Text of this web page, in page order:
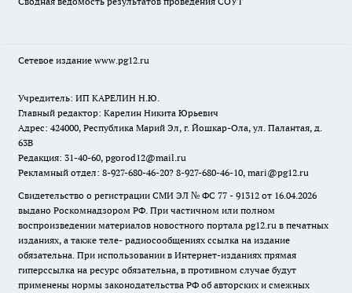
Сетевое издание www.pg12.ru
Учредитель: ИП КАРЕЛИН Н.Ю.
Главный редактор: Карелин Никита Юрьевич
Адрес: 424000, Республика Марий Эл, г. Йошкар-Ола, ул. Палантая, д.
63В
Редакция: 31-40-60, pgorod12@mail.ru
Рекламный отдел: 8-927-680-46-20? 8-927-680-46-10, mari@pg12.ru
Свидетельство о регистрации СМИ ЭЛ № ФС 77 - 91312 от 16.04.2026
выдано Роскомнадзором РФ. При частичном или полном
воспроизведении материалов новостного портала pg12.ru в печатных
изданиях, а также теле- радиосообщениях ссылка на издание
обязательна. При использовании в Интернет-изданиях прямая
гиперссылка на ресурс обязательна, в противном случае будут
применены нормы законодательства РФ об авторских и смежных